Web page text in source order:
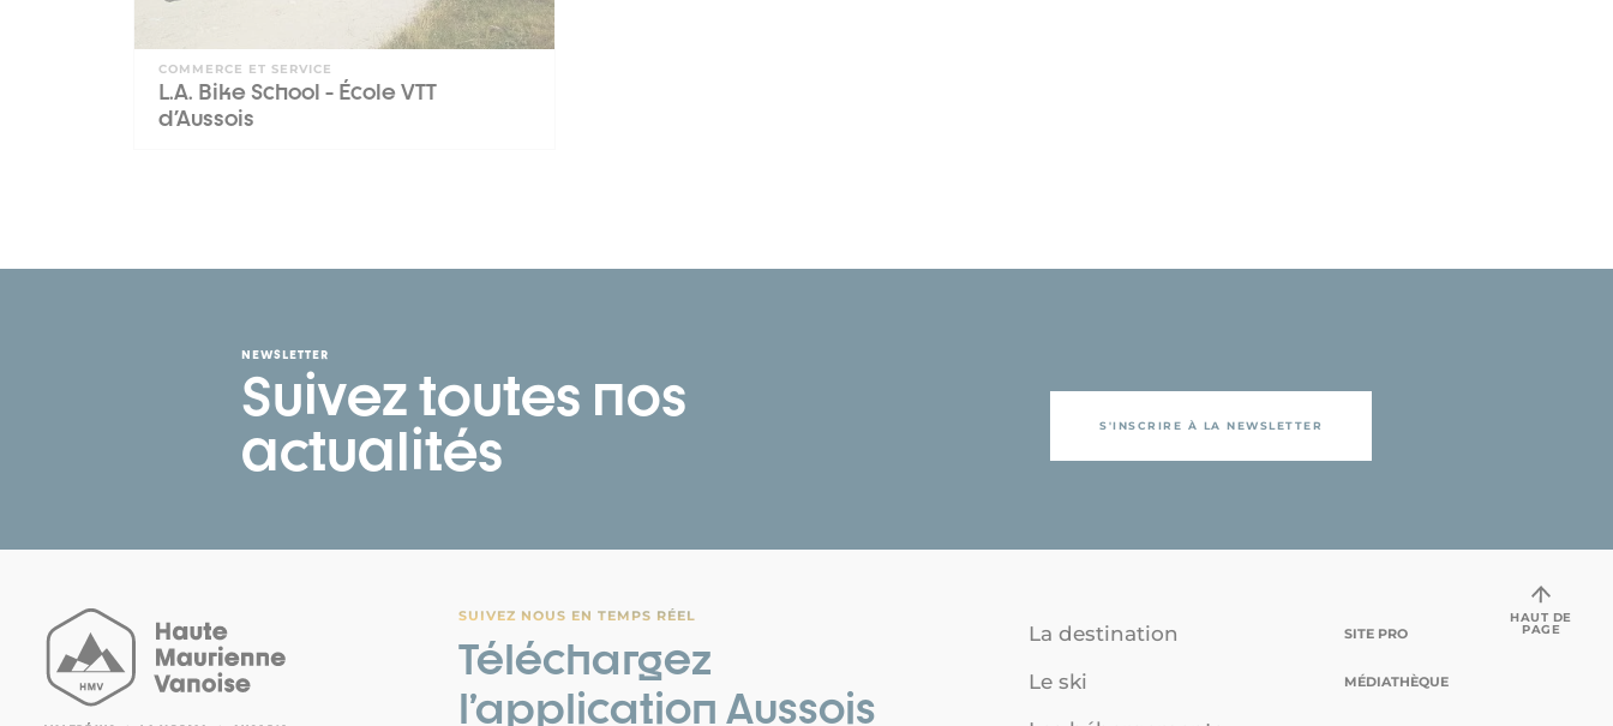
COMMERCE ET SERVICE
L.A. Bike School - École VTT
d'Aussois
NEWSLETTER
Suivez toutes nos
actualités
S'INSCRIRE À LA NEWSLETTER
SUIVEZ NOUS EN TEMPS RÉEL
Téléchargez
l’application Aussois
La destination
Le ski
SITE PRO
MÉDIATHÈQUE
HAUT DE
PAGE